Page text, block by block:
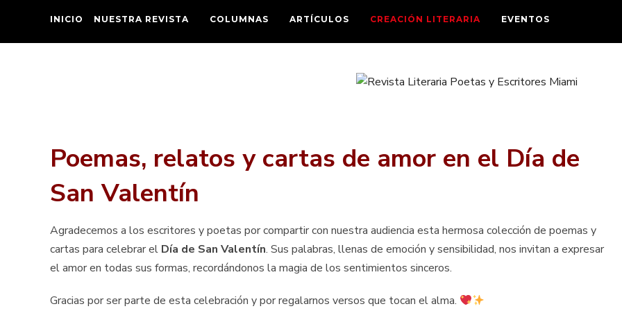
INICIO NUESTRA REVISTA COLUMNAS ARTÍCULOS CREACIÓN LITERARIA EVENTOS
Poemas, relatos y cartas de amor en el Día de
San Valentín
Agradecemos a los escritores y poetas por compartir con nuestra audiencia esta hermosa colección de poemas y
cartas para celebrar el Día de San Valentín. Sus palabras, llenas de emoción y sensibilidad, nos invitan a expresar
el amor en todas sus formas, recordándonos la magia de los sentimientos sinceros.
Gracias por ser parte de esta celebración y por regalarnos versos que tocan el alma.